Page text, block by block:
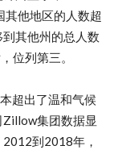
他地区的人数超
其他州的总人数
位列第三。
超出了温和气候
集团数据显
到2018年，